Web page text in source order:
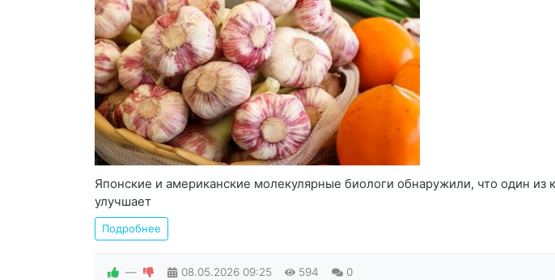
Японские и американские молекулярные биологи обнаружили, что один из
улучшает
Подробнее
— 08.05.2026 09:25 594 0